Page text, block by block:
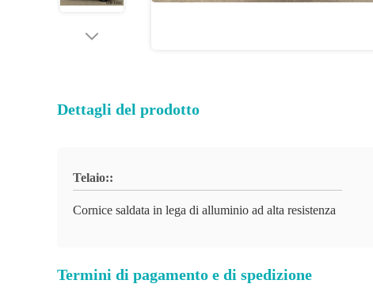
Dettagli del prodotto
Telaio::
Cornice saldata in lega di alluminio ad alta resistenza
Termini di pagamento e di spedizione